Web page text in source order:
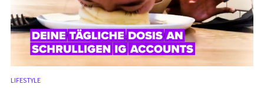
LIFESTYLE